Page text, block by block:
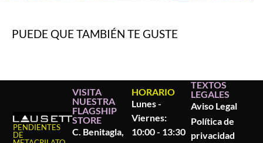
PUEDE QUE TAMBIÉN TE GUSTE
PENDIENTES
DE
VISITA
NUESTRA
FLAGSHIP
STORE
C. Benitagla,
HORARIO
Lunes -
Viernes:
10:00 - 13:30
TEXTOS
LEGALES
Aviso Legal
Política de
privacidad